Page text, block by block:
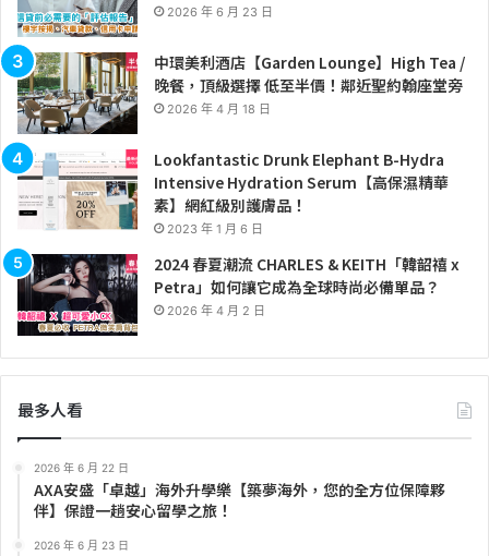
2026 年 6 月 23 日
中環美利酒店【Garden Lounge】High Tea /
晚餐，頂級選擇 低至半價！鄰近聖約翰座堂旁
2026 年 4 月 18 日
Lookfantastic Drunk Elephant B-Hydra
Intensive Hydration Serum【高保濕精華
素】網紅級別護膚品！
2023 年 1 月 6 日
2024 春夏潮流 CHARLES & KEITH「韓韶禧 x
Petra」如何讓它成為全球時尚必備單品？
2026 年 4 月 2 日
最多人看
2026 年 6 月 22 日
AXA安盛「卓越」海外升學樂【築夢海外，您的全方位保障夥
伴】保證一趟安心留學之旅！
2026 年 6 月 23 日